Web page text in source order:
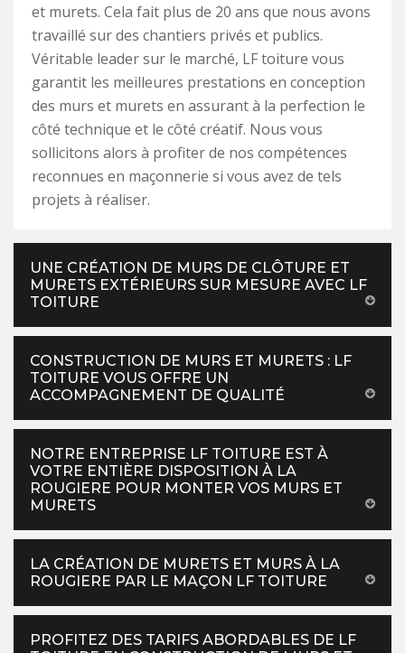
et murets. Cela fait plus de 20 ans que nous avons
travaillé sur des chantiers privés et publics.
Véritable leader sur le marché, LF toiture vous
garantit les meilleures prestations en conception
des murs et murets en assurant à la perfection le
côté technique et le côté créatif. Nous vous
sollicitons alors à profiter de nos compétences
reconnues en maçonnerie si vous avez de tels
projets à réaliser.
UNE CRÉATION DE MURS DE CLÔTURE ET
MURETS EXTÉRIEURS SUR MESURE AVEC LF
TOITURE
CONSTRUCTION DE MURS ET MURETS : LF
TOITURE VOUS OFFRE UN
ACCOMPAGNEMENT DE QUALITÉ
NOTRE ENTREPRISE LF TOITURE EST À
VOTRE ENTIÈRE DISPOSITION À LA
ROUGIERE POUR MONTER VOS MURS ET
MURETS
LA CRÉATION DE MURETS ET MURS À LA
ROUGIERE PAR LE MAÇON LF TOITURE
PROFITEZ DES TARIFS ABORDABLES DE LF